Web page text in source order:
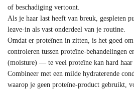
of beschadiging vertoont.
Als je haar last heeft van breuk, gespleten
leave-in als vast onderdeel van je routine.
Omdat er proteïnen in zitten, is het goed
controleren tussen proteïne-behandelingen
(moisture) — te veel proteïne kan hard haar
Combineer met een milde hydraterende
waarop je geen proteïne-product gebruikt,